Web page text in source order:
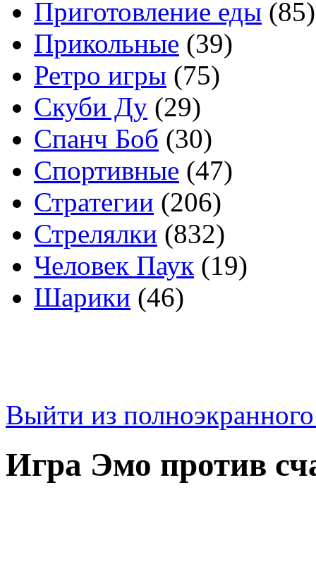
Приготовление еды (85)
Прикольные (39)
Ретро игры (75)
Скуби Ду (29)
Спанч Боб (30)
Спортивные (47)
Стратегии (206)
Стрелялки (832)
Человек Паук (19)
Шарики (46)
Выйти из
Игра Эмо против